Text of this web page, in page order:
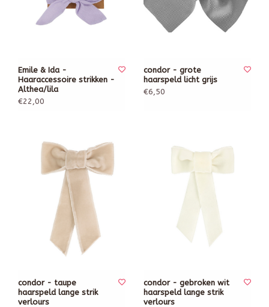
Emile & Ida -
Haaraccessoire strikken -
Althea/lila
€22,00
condor - grote
haarspeld licht grijs
€6,50
condor - taupe
haarspeld lange strik
verlours
condor - gebroken wit
haarspeld lange strik
verlours